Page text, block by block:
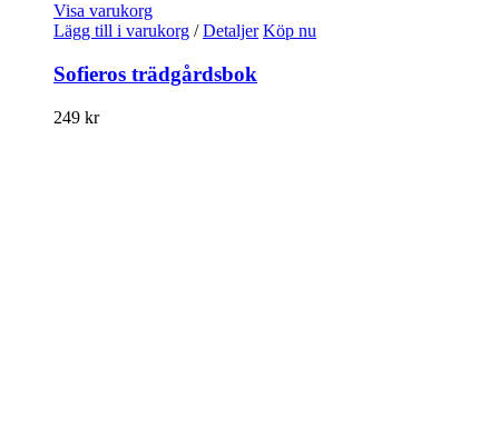
Visa varukorg
Lägg till i varukorg / Detaljer Köp nu
Sofieros trädgårdsbok
249 kr